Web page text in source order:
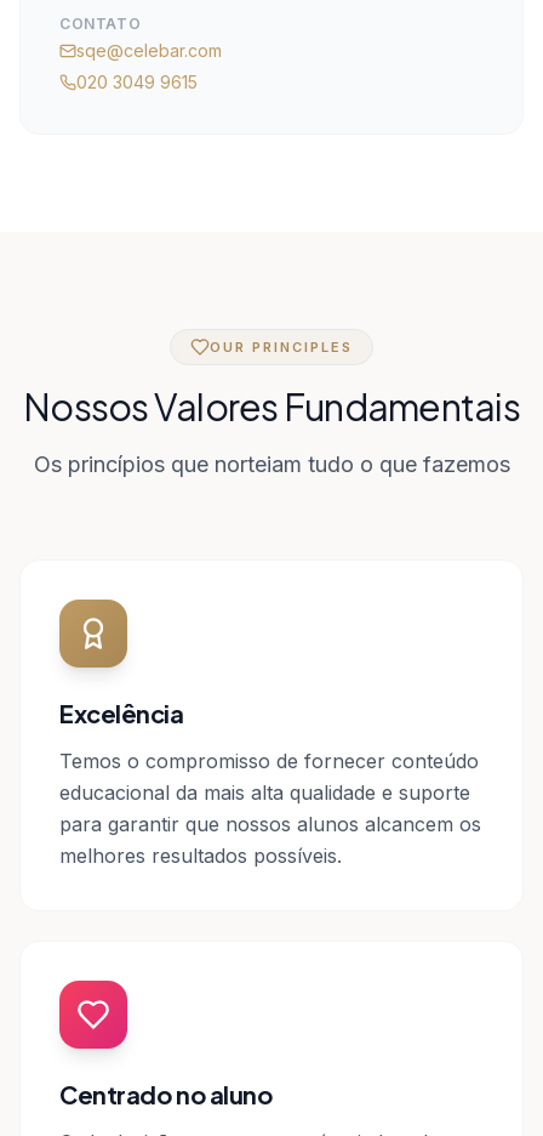
CONTATO
sqe@celebar.com
020 3049 9615
OUR PRINCIPLES
Nossos Valores Fundamentais
Os princípios que norteiam tudo o que fazemos
Excelência
Temos o compromisso de fornecer conteúdo
educacional da mais alta qualidade e suporte
para garantir que nossos alunos alcancem os
melhores resultados possíveis.
Centrado no aluno